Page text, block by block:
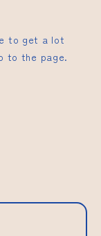
to get a lot
to the page.